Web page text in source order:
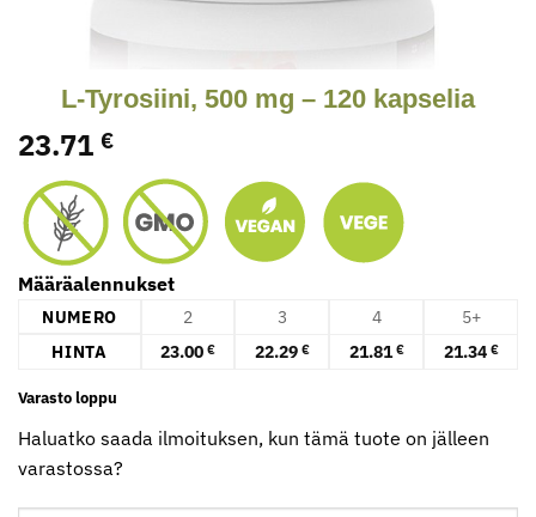
L-Tyrosiini, 500 mg – 120 kapselia
23.71 €
Määräalennukset
NUMERO 2 3 4
5+
HINTA
23.00 € 22.29 € 21.81€ 21.34 €
Varasto loppu
Haluatko saada ilmoituksen, kun tämä tuote on jälleen
varastossa?